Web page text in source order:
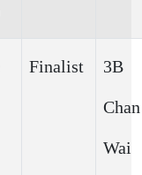
Finalist 3B
Chan
Wai